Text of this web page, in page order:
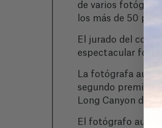
de varios
los más de 50
El jurado del
espectacular
La fotógrafa
segundo premio
Long Canyon del
El fotógrafo